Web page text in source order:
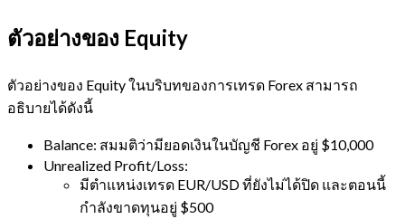
ตัวอย่างของ Equity
ตัวอย่างของ Equity ในบริบทของการเทรด Forex สามารถ
อธิบายได้ดังนี้
Balance: สมมติว่ามียอดเงินในบัญชี Forex อยู่ $10,000
Unrealized Profit/Loss:
มีตำแหน่งเทรด EUR/USD ที่ยังไม่ได้ปิด และตอนนี้
กำลังขาดทุนอยู่ $500